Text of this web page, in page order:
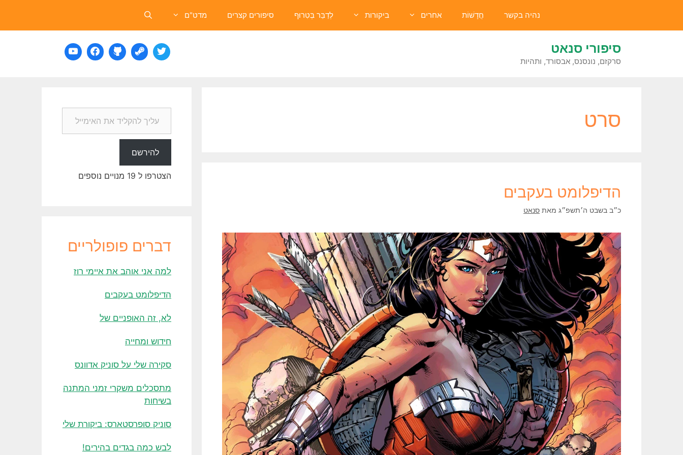
נהיה בקשר חֲדָשׁוֹת אחרים ביקורות לְדַבֵּר בְּטִרוּף סיפורים קצרים מדט"ם
סיפורי סנאט
סרקזם, נונסנס, אבסורד, ותהיות
סרט
הדיפלומט בעקבים
כ״ב בשבט ה׳תשפ״ג מאת סנאט
עליך להקליד את האימייל שלך…
להירשם
הצטרפו ל 19 מנויים נוספים
דברים פופולריים
למה אני אוהב את איימי רוז
הדיפלומט בעקבים
לא, זה האופניים של
חידוש ומחייה
סקירה שלי על סוניק אדוונס
מתסכלים משקרי זמני המתנה
בשיחות
סוניק סופרסטארס: ביקורת שלי
לבש כמה בגדים בהירים!